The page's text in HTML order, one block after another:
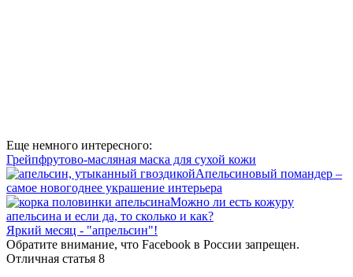
Еще немного интересного:
Грейпфрутово-масляная маска для сухой кожи
Апельсиновый помандер –
самое новогоднее украшение интерьера
Можно ли есть кожуру
апельсина и если да, то сколько и как?
Яркий месяц - "апрельсин"!
Обратите внимание, что Facebook в России запрещен.
Отличная статья 8